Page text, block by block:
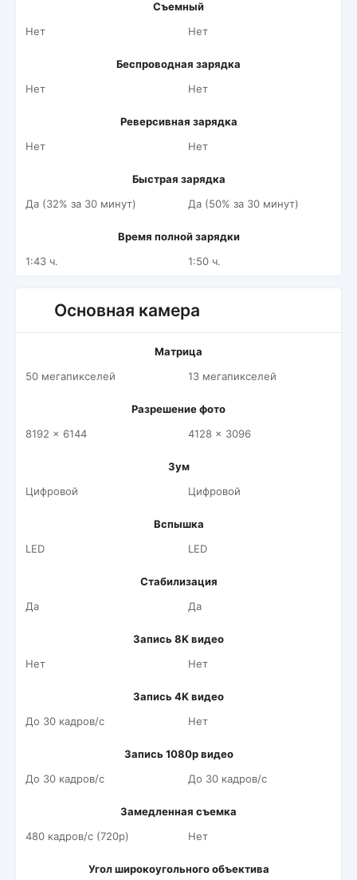
Съемный
Нет
Нет
Беспроводная зарядка
Нет
Нет
Реверсивная зарядка
Нет
Нет
Быстрая зарядка
Да (32% за 30 минут)
Да (50% за 30 минут)
Время полной зарядки
1:43 ч.
1:50 ч.
Основная камера
Матрица
50 мегапикселей
13 мегапикселей
Разрешение фото
8192 x 6144
4128 x 3096
Зум
Цифровой
Цифровой
Вспышка
LED
LED
Стабилизация
Да
Да
Запись 8K видео
Нет
Нет
Запись 4K видео
До 30 кадров/c
Нет
Запись 1080p видео
До 30 кадров/c
До 30 кадров/c
Замедленная съемка
480 кадров/c (720p)
Нет
Угол широкоугольного объектива